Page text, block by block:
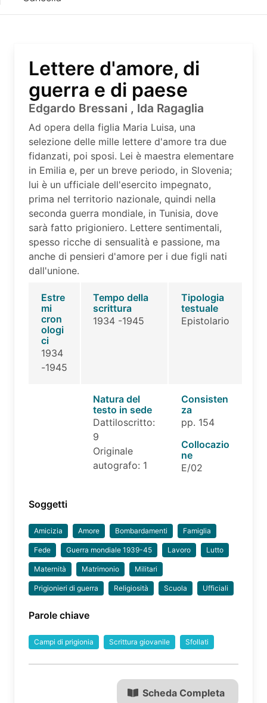
Lettere d'amore, di
guerra e di paese
Edgardo Bressani , Ida Ragaglia
Ad opera della figlia Maria Luisa, una
selezione delle mille lettere d'amore tra due
fidanzati, poi sposi. Lei è maestra elementare
in Emilia e, per un breve periodo, in Slovenia;
lui è un ufficiale dell'esercito impegnato,
prima nel territorio nazionale, quindi nella
seconda guerra mondiale, in Tunisia, dove
sarà fatto prigioniero. Lettere sentimentali,
spesso ricche di sensualità e passione, ma
anche di pensieri d'amore per i due figli nati
dall'unione.
Estre
mi
cron
ologi
ci
1934
-1945
Tempo della
scrittura
1934 -1945
Tipologia
testuale
Epistolario
Natura del
testo in sede
Dattiloscritto:
9
Originale
autografo: 1
Consisten
za
pp. 154
Collocazio
ne
E/02
Soggetti
Amicizia Amore Bombardamenti Famiglia
Fede Guerra mondiale 1939-45 Lavoro Lutto
Maternità Matrimonio Militari
Prigionieri di guerra Religiosità Scuola Ufficiali
Parole chiave
Campi di prigionia Scrittura giovanile Sfollati
Scheda Completa